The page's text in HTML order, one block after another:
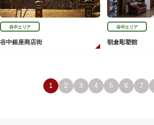
谷中エリア
谷中銀座商店街
谷中エリア
朝倉彫塑館
1 2 3 4 5 6 7